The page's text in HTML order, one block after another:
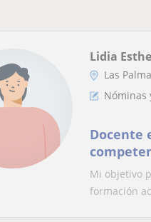
Lidia
Las
Nóminas
Docente
Mi objetivo
formación